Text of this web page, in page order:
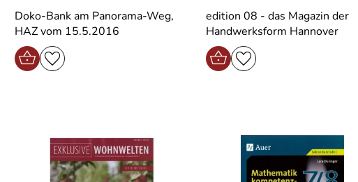
Doko-Bank am Panorama-Weg,
HAZ vom 15.5.2016
edition 08 - das Magazin der
Handwerksform Hannover